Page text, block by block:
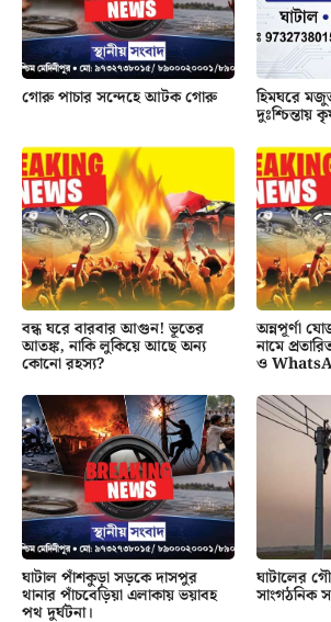
গোরু পাচার সন্দেহে আটক গোরু হিমঘরে
দুঃশ্চিন্তায়
বন্ধ ঘরে বারবার আগুন! ভূতের
আতঙ্ক, নাকি লুকিয়ে আছে অন্য
কোনো রহস্য?
অন্নপূর্ণা
নামে
ও
ঘাটাল পাঁশকুড়া সড়কে দাসপুর
থানার পাঁচবেড়িয়া এলাকায় ভয়াবহ
পথ দুর্ঘটনা।
ঘাটালের
সাংগঠনিক